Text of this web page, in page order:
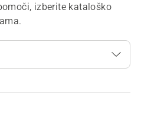
izberite kataloško